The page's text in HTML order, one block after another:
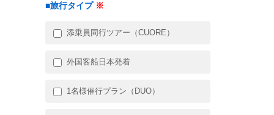
■旅行タイプ ※
添乗員同行ツアー（CUORE）
外国客船日本発着
1名様催行プラン（DUO）